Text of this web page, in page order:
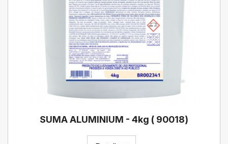
SUMA ALUMINIUM - 4kg ( 90018)